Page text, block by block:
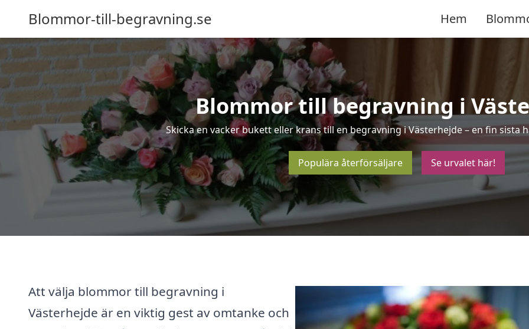
Blommor-till-begravning.se Hem
Blommor till begravning i
Skicka en vacker bukett eller krans till en begravning i Västerhejde – en fin sista
Populära återförsäljare Se urvalet här!
Att välja blommor till begravning i
Västerhejde är en viktig gest av omtanke och